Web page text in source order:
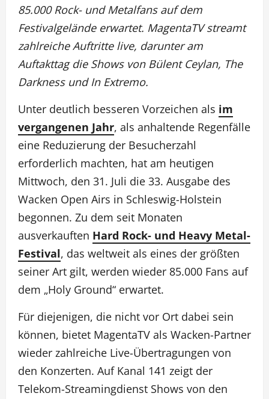
85.000 Rock- und Metalfans auf dem
Festivalgelände erwartet. MagentaTV streamt
zahlreiche Auftritte live, darunter am
Auftakttag die Shows von Bülent Ceylan, The
Darkness und In Extremo.
Unter deutlich besseren Vorzeichen als im
vergangenen Jahr, als anhaltende Regenfälle
eine Reduzierung der Besucherzahl
erforderlich machten, hat am heutigen
Mittwoch, den 31. Juli die 33. Ausgabe des
Wacken Open Airs in Schleswig-Holstein
begonnen. Zu dem seit Monaten
ausverkauften Hard Rock- und Heavy Metal-
Festival, das weltweit als eines der größten
seiner Art gilt, werden wieder 85.000 Fans auf
dem „Holy Ground“ erwartet.
Für diejenigen, die nicht vor Ort dabei sein
können, bietet MagentaTV als Wacken-Partner
wieder zahlreiche Live-Übertragungen von
den Konzerten. Auf Kanal 141 zeigt der
Telekom-Streamingdienst Shows von den